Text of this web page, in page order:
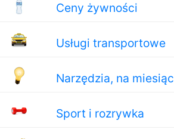
Ceny żywności
Usługi transportowe
Narzędzia, na miesiąc
Sport i rozrywka